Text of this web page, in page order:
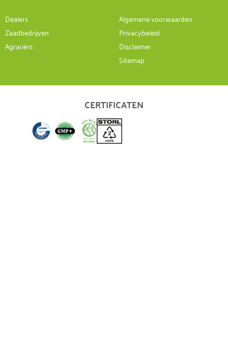
Dealers
Zaadbedrijven
Agrariërs
Algemene voorwaarden
Privacybeleid
Disclaimer
Sitemap
CERTIFICATEN